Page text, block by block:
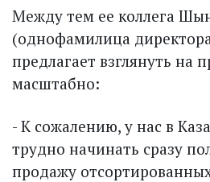
Между тем ее коллега
(однофамилица
предлагает взглянуть на
масштабно:
- К сожалению, у нас в
трудно начинать сразу
продажу